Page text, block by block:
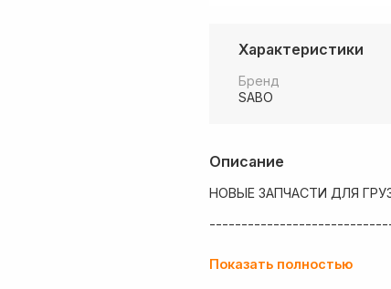
Описание
НОВЫЕ ЗАПЧАСТИ ДЛЯ
Показать полностью
Характеристики
Бренд
SABO